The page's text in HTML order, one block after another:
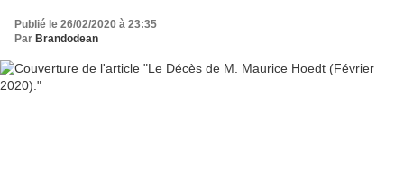
Publié le 26/02/2020 à 23:35
Par Brandodean